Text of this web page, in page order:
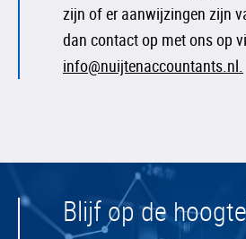
zijn of er aanwijzingen zijn
dan contact op met ons op
info@nuijtenaccountants.nl.
Blijf op de